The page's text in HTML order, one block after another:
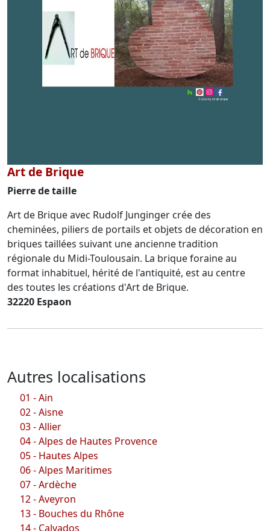
Art de Brique
Pierre de taille
Art de Brique avec Rudolf Junginger crée des
cheminées, piliers de portails et objets de décoration en
briques taillées suivant une ancienne tradition
régionale du Midi-Toulousain. La brique foraine au
format inhabituel, hérité de l'antiquité, est au centre
des toutes les créations d'Art de Brique.
32220 Espaon
Autres localisations
01 - Ain
02 - Aisne
03 - Allier
04 - Alpes de Hautes Provence
05 - Hautes Alpes
06 - Alpes Maritimes
07 - Ardèche
12 - Aveyron
13 - Bouches du Rhône
14 - Calvados